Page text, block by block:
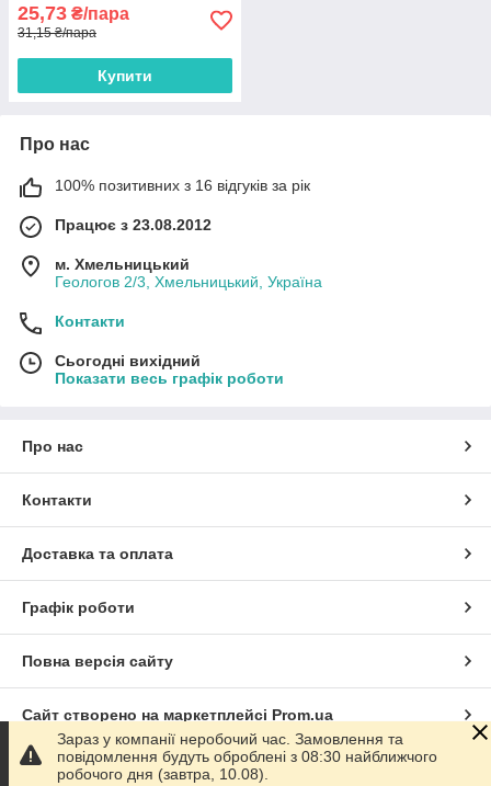
25,73 ₴/пара
31,15 ₴/пара
Купити
Про нас
100% позитивних з 16 відгуків за рік
Працює з 23.08.2012
м. Хмельницький
Геологов 2/3, Хмельницький, Україна
Контакти
Сьогодні вихідний
Показати весь графік роботи
Про нас
Контакти
Доставка та оплата
Графік роботи
Повна версія сайту
Сайт створено на маркетплейсі Prom.ua
Політика конфіденційності
Зараз у компанії неробочий час. Замовлення та
повідомлення будуть оброблені з 08:30 найближчого
робочого дня (завтра, 10.08).